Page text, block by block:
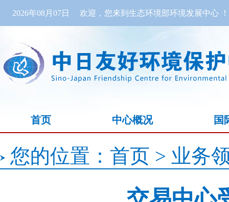
2026年08月07日 欢迎，您来到生态环境部环境发展中心 ！
首页 中心概况 国
您的位置： 首页 > 业务